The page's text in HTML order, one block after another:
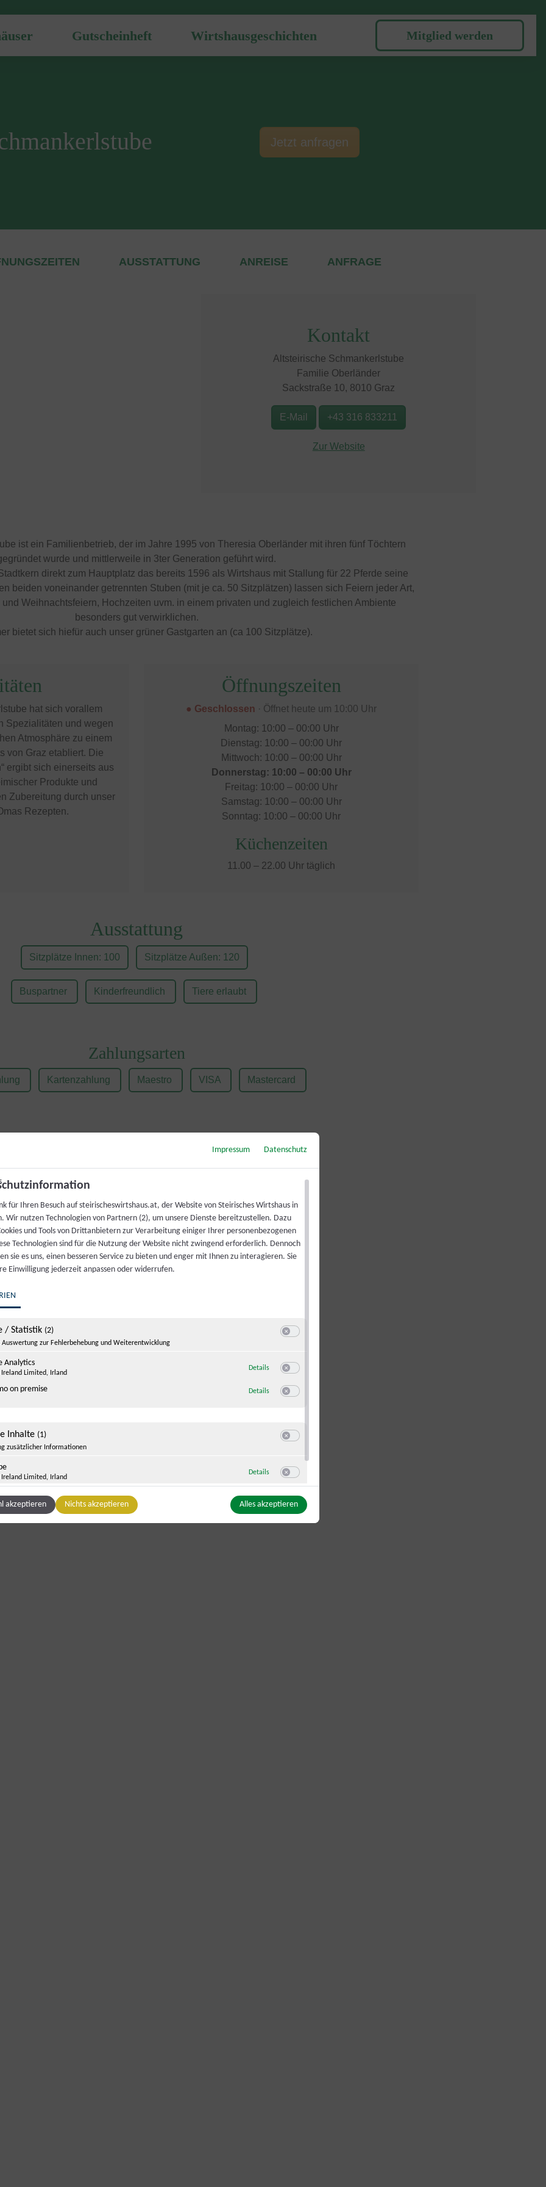
Gutscheinheft Wirtshausgeschichten Mitglied werden
Jetzt anfragen
AUSSTATTUNG ANREISE ANFRAGE
Kontakt
Altsteirische Schmankerlstube
Familie Oberländer
Sackstraße 10, 8010 Graz
E-Mail +43 316 833211
Zur Website
ist ein Familienbetrieb, der im Jahre 1995 von Theresia Oberländer mit ihren fünf Töchtern
wurde und mittlerweile in 3ter Generation geführt wird.
direkt zum Hauptplatz das bereits 1596 als Wirtshaus mit Stallung für 22 Pferde seine
beiden voneinander getrennten Stuben (mit je ca. 50 Sitzplätzen) lassen sich Feiern jeder Art,
Weihnachtsfeiern, Hochzeiten uvm. in einem privaten und zugleich festlichen Ambiente
besonders gut verwirklichen.
bietet sich hiefür auch unser grüner Gastgarten an (ca 100 Sitzplätze).
hat sich vorallem
Spezialitäten und wegen
Atmosphäre zu einem
von Graz etabliert. Die
ergibt sich einerseits aus
Produkte und
Zubereitung durch unser
Rezepten.
Öffnungszeiten
● Geschlossen · Öffnet heute um 10:00 Uhr
Montag: 10:00 – 00:00 Uhr
Dienstag: 10:00 – 00:00 Uhr
Mittwoch: 10:00 – 00:00 Uhr
Donnerstag: 10:00 – 00:00 Uhr
Freitag: 10:00 – 00:00 Uhr
Samstag: 10:00 – 00:00 Uhr
Sonntag: 10:00 – 00:00 Uhr
Küchenzeiten
11.00 – 22.00 Uhr täglich
Ausstattung
Sitzplätze Innen: 100 Sitzplätze Außen: 120
Buspartner Kinderfreundlich Tiere erlaubt
Zahlungsarten
Kartenzahlung Maestro VISA Mastercard
Anreise
Impressum Datenschutz
für Ihren Besuch auf steirischeswirtshaus.at, der Website von Steirisches Wirtshaus in
Wir nutzen Technologien von Partnern (2), um unsere Dienste bereitzustellen. Dazu
und Tools von Drittanbietern zur Verarbeitung einiger Ihrer personenbezogenen
Technologien sind für die Nutzung der Website nicht zwingend erforderlich. Dennoch
sie es uns, einen besseren Service zu bieten und enger mit Ihnen zu interagieren. Sie
Einwilligung jederzeit anpassen oder widerrufen.
/ Statistik (2)
Auswertung zur Fehlerbehebung und Weiterentwicklung
Analytics
Ireland Limited, Irland
Details zu Google Analytics
on premise
Details zu Matomo on premise
Inhalte (1)
zusätzlicher Informationen
Ireland Limited, Irland
Details zu YouTube
akzeptieren Nichts akzeptieren Alles akzeptieren